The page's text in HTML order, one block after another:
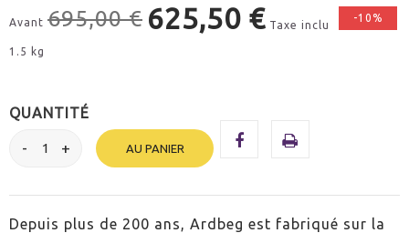
Avant 695,00 € 625,50 € Taxe inclu
-10%
1.5 kg
QUANTITÉ
AU PANIER
Depuis plus de 200 ans, Ardbeg est fabriqué sur la